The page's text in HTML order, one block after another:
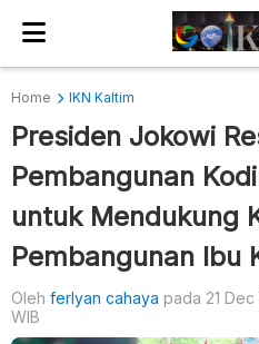
Home IKN Kaltim
Presiden Jokowi
Pembangunan
untuk Mendukung
Pembangunan Ibu
Oleh ferlyan cahaya pada 21
WIB